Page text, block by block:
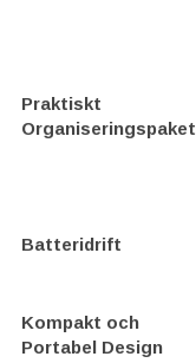
Praktiskt
Organiseringspaket
Batteridrift
Kompakt och
Portabel Design